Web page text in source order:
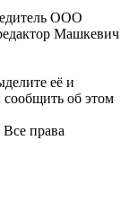
ООО
Машкевич
её и
об этом
права